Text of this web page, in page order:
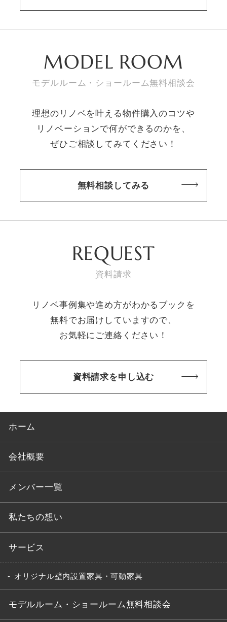
MODEL ROOM
モデルルーム・ショールーム無料相談会
理想のリノベを叶える物件購入のコツや
リノベーションで何ができるのかを、
ぜひご相談してみてください！
無料相談してみる
REQUEST
資料請求
リノベ事例集や進め方がわかるブックを
無料でお届けしていますので、
お気軽にご連絡ください！
資料請求を申し込む
ホーム
会社概要
メンバー一覧
私たちの想い
サービス
オリジナル壁内設置家具・可動家具
モデルルーム・ショールーム無料相談会